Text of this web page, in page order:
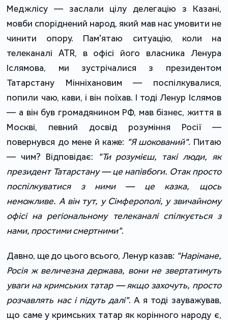
Меджлісу — заслали цілу делегацію з Казані,
мовби споріднений народ, який мав нас умовити не
чинити опору. Пам'ятаю ситуацію, коли на
телеканалі ATR, в офісі його власника Ленура
Іслямова, ми зустрічалися з президентом
Татарстану Мінніхановим — поспілкувалися,
попили чаю, кави, і він поїхав. І тоді Ленур Іслямов
— а він був громадянином РФ, мав бізнес, життя в
Москві, певний досвід розуміння Росії —
повернувся до мене й каже: "Я шокований". Питаю
— чим? Відповідає:
"Ти розумієш, такі люди, як
президент Татарстану — це напівбоги. Отак просто
поспілкуватися з ними — це казка, щось
неможливе. А він тут, у Сімферополі, у звичайному
офісі на регіональному телеканалі спілкується з
нами, простими смертними".
Давно, ще до цього всього, Ленур казав: "Нарімане,
Росія ж величезна держава, вони не звертатимуть
уваги на кримських татар — якщо захочуть, просто
розчавлять нас і підуть далі". А я тоді зауважував,
що саме у кримських татар як корінного народу є,